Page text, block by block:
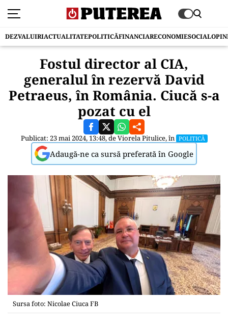
DEZVALUIRIACTUALITATEPOLITICĂFINANCIARECONOMIESOCIAL
Fostul director al CIA,
generalul în rezervă David
Petraeus, în România. Ciucă s-a
pozat cu el
Publicat: 23 mai 2024, 13:48, deViorela Pitulice, în POLITICĂ
Adaugă-ne ca sursă preferată în Google
Sursa foto: Nicolae Ciuca FB